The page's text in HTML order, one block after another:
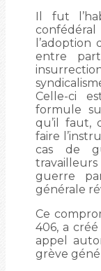
Il fut
entre
Celle-ci
formule
qu’il faut,
faire
cas de
guerre
générale
Ce
406, a
appel
grève